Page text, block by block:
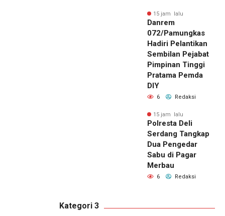
15 jam lalu
Danrem
072/Pamungkas
Hadiri Pelantikan
Sembilan Pejabat
Pimpinan Tinggi
Pratama Pemda
DIY
6 Redaksi
15 jam lalu
Polresta Deli
Serdang Tangkap
Dua Pengedar
Sabu di Pagar
Merbau
6 Redaksi
Kategori 3